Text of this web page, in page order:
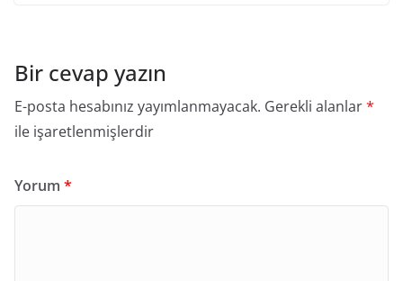
Bir cevap yazın
E-posta hesabınız yayımlanmayacak. Gerekli alanlar*
ile işaretlenmişlerdir
Yorum *